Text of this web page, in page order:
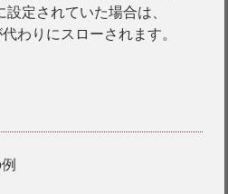
設定されていた場合は、
代わりにスローされます。